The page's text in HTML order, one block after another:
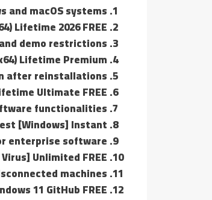
and macOS systems
Lifetime 2026 FREE
demo restrictions
Lifetime Premium
after reinstallations
Ultimate FREE
functionalities
[Windows] Instant
enterprise software
Unlimited FREE
machines
11 GitHub FREE